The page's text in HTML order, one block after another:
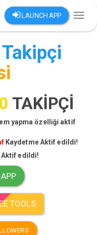
LAUNCH APP
Takipçi
TAKİPÇİ
yapma özelliği aktif
Kaydetme Aktif edildi!
Aktif edildi!
TOOLS